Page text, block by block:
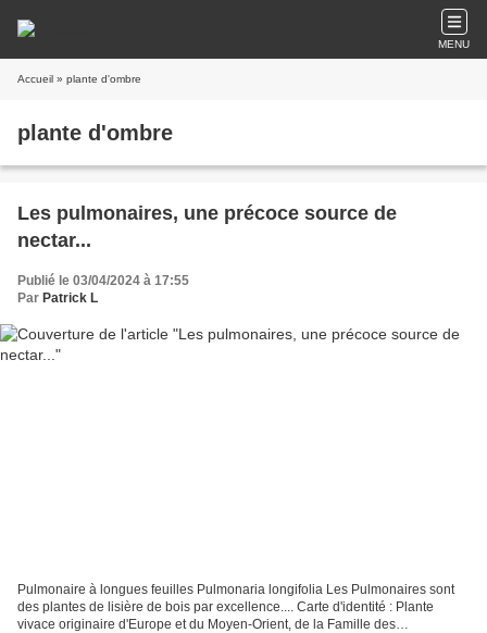
MENU
Accueil » plante d'ombre
plante d'ombre
Les pulmonaires, une précoce source de
nectar...
Publié le 03/04/2024 à 17:55
Par Patrick L
Pulmonaire à longues feuilles Pulmonaria longifolia Les Pulmonaires sont
des plantes de lisière de bois par excellence.... Carte d'identité : Plante
vivace originaire d'Europe et du Moyen-Orient, de la Famille des